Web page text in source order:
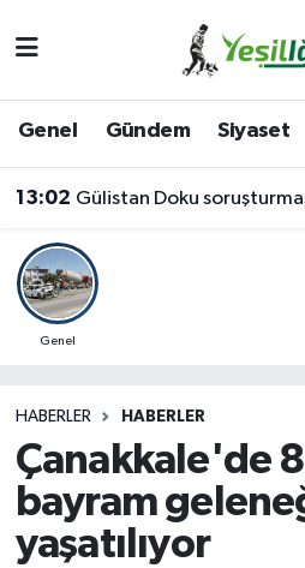
Genel Gündem Siyaset
13:02 Gülistan Doku
Genel
HABERLER HABERLER
Çanakkale'de
bayram
yaşatılıyor
İğdir Namaz Vakitleri
Iğdır Trafik Yoğunluk
Süper Lig Puan Durumu
Son Dakika Haberleri
Haber Arşivi